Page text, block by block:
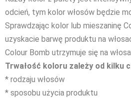
odcień, tym kolor włosów będzie
Sprawdzając kolor lub mieszaninę
uzyskacie barwę produktu na
Colour Bomb utrzymuje się na
Trwałość koloru zależy od kilku
* rodzaju włosów
* sposobu użycia produktu